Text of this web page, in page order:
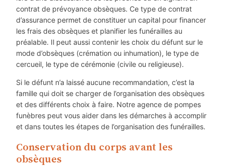
contrat de prévoyance obsèques. Ce type de contrat
d’assurance permet de constituer un capital pour financer
les frais des obsèques et planifier les funérailles au
préalable. Il peut aussi contenir les choix du défunt sur le
mode d’obsèques (crémation ou inhumation), le type de
cercueil, le type de cérémonie (civile ou religieuse).
Si le défunt n’a laissé aucune recommandation, c’est la
famille qui doit se charger de l’organisation des obsèques
et des différents choix à faire. Notre agence de pompes
funèbres peut vous aider dans les démarches à accomplir
et dans toutes les étapes de l’organisation des funérailles.
Conservation du corps avant les
obsèques